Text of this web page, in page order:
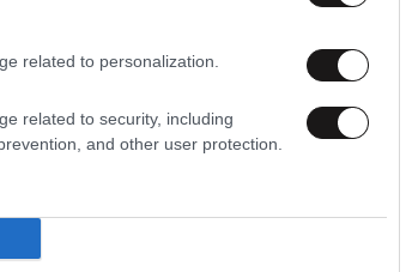
related to personalization.
related to security, including
and other user protection.